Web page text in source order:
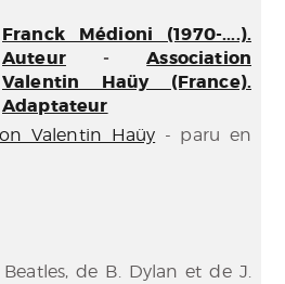
Franck Médioni (1970-....).
Auteur-Association
Valentin Haüy (France).
Adaptateur
Valentin Haüy - paru en
de B. Dylan et de J.